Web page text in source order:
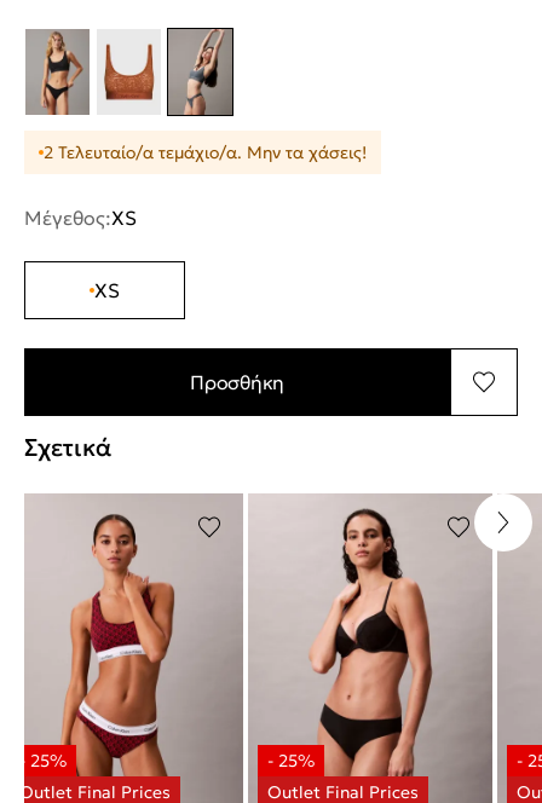
2 Τελευταίο/α τεμάχιο/α. Μην τα χάσεις!
Μέγεθος:XS
XS
Προσθήκη
Σχετικά